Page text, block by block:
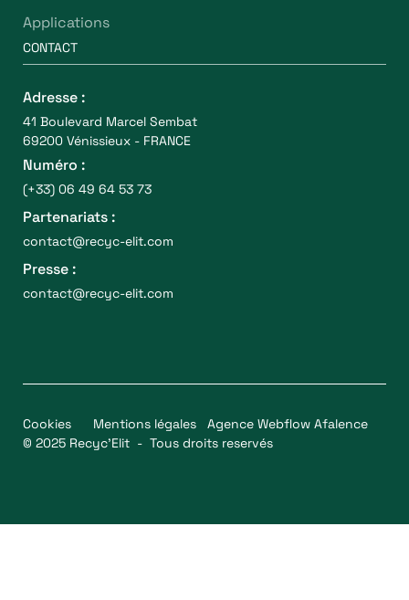
Applications
CONTACT
Adresse :
41 Boulevard Marcel Sembat
69200 Vénissieux - FRANCE
Numéro :
(+33) 06 49 64 53 73
Partenariats :
contact@recyc-elit.com
Presse :
contact@recyc-elit.com
© 2025 Recyc’Elit - Tous droits reservés
Cookies Mentions légales Agence Webflow Afalence